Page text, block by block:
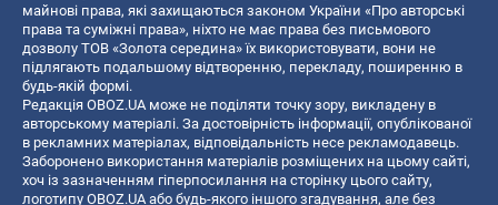
майнові права, які захищаються законом України «Про авторські
права та суміжні права», ніхто не має права без письмового
дозволу ТОВ «Золота середина» їх використовувати, вони не
підлягають подальшому відтворенню, перекладу, поширенню в
будь-якій формі.
Редакція OBOZ.UA може не поділяти точку зору, викладену в
авторському матеріалі. За достовірність інформації, опублікованої
в рекламних матеріалах, відповідальність несе рекламодавець.
Заборонено використання матеріалів розміщених на цьому сайті,
хоч із зазначенням гіперпосилання на сторінку цього сайту,
логотипу OBOZ.UA або будь-якого іншого згадування, але без